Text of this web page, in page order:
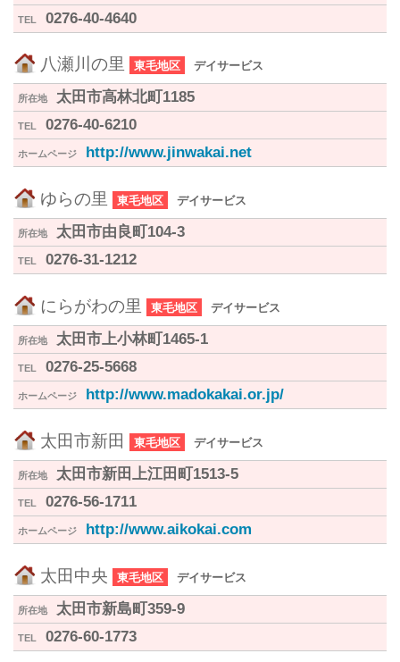
TEL 0276-40-4640
八瀬川の里 東毛地区 デイサービス
所在地 太田市高林北町1185
TEL 0276-40-6210
ホームページ http://www.jinwakai.net
ゆらの里 東毛地区 デイサービス
所在地 太田市由良町104-3
TEL 0276-31-1212
にらがわの里 東毛地区 デイサービス
所在地 太田市上小林町1465-1
TEL 0276-25-5668
ホームページ http://www.madokakai.or.jp/
太田市新田 東毛地区 デイサービス
所在地 太田市新田上江田町1513-5
TEL 0276-56-1711
ホームページ http://www.aikokai.com
太田中央 東毛地区 デイサービス
所在地 太田市新島町359-9
TEL 0276-60-1773